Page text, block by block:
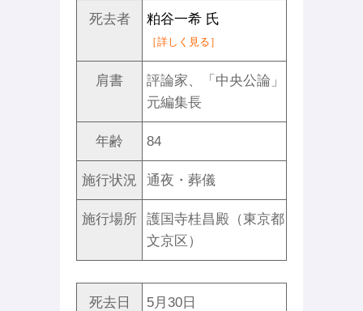
死去者 粕谷一希 氏
［詳しく見る］
肩書
評論家、「中央公論」
元編集長
年齢 84
施行状況 通夜・葬儀
施行場所
護国寺桂昌殿（東京都
文京区）
死去日 5月30日